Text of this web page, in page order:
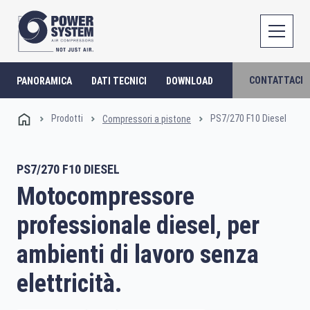
PANORAMICA DATI TECNICI DOWNLOAD CONTATTACI
Prodotti Compressori a pistone PS7/270 F10 Diesel
PS7/270 F10 DIESEL
Motocompressore
professionale diesel, per
ambienti di lavoro senza
elettricità.